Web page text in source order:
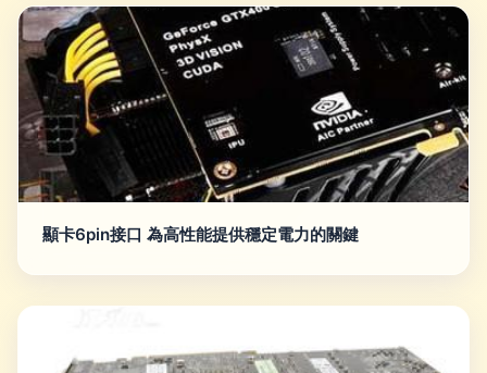
顯卡6pin接口 為高性能提供穩定電力的關鍵